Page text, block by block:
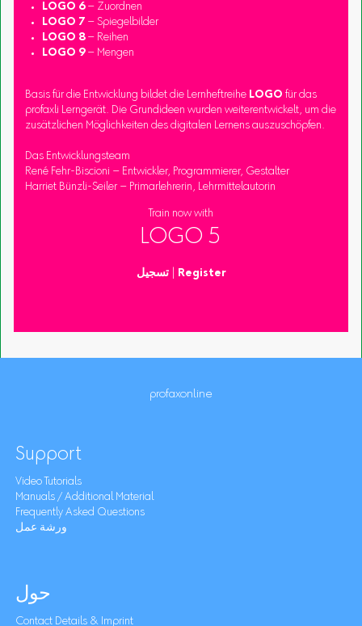
LOGO 6– Zuordnen
LOGO 7 – Spiegelbilder
LOGO 8– Reihen
LOGO 9– Mengen
Basis für die Entwicklung bildet die Lernheftreihe LOGO für das
profaxli Lerngerät. Die Grundideen wurden weiterentwickelt, um die
zusätzlichen Möglichkeiten des digitalen Lernens auszuschöpfen.
Das Entwicklungsteam
René Fehr-Biscioni – Entwickler, Programmierer, Gestalter
Harriet Bünzli-Seiler – Primarlehrerin, Lehrmittelautorin
Train now with
LOGO 5
تسجيل| Register
profaxonline
Support
Video Tutorials
Manuals / Additional Material
Frequently Asked Questions
ورشة عمل
حول
Contact Details & Imprint